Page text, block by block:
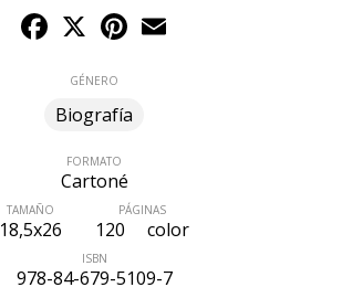
Facebook
X Pinterest
GÉNERO
Biografía
FORMATO
Cartoné
TAMAÑO
18,5x26
PÁGINAS
120 color
ISBN
978-84-679-5109-7